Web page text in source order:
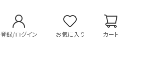
登録/ログイン お気に入り カート